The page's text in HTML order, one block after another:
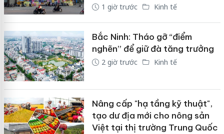
1 giờ trước Kinh tế
Bắc Ninh: Tháo gỡ “điểm
nghẽn” để giữ đà tăng trưởng
2 giờ trước Kinh tế
Nâng cấp "hạ tầng kỹ thuật",
tạo dư địa mới cho nông sản
Việt tại thị trường Trung Quốc